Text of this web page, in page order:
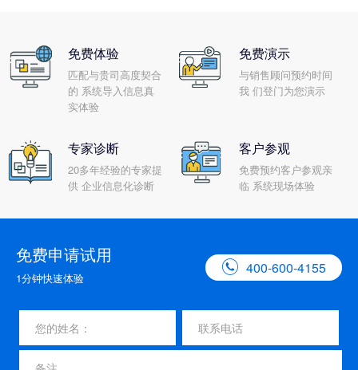
免费体验
匹配与贵司高度契合
的 系统导入信息真
实体验
免费演示
与销售顾问预约时间
我 们登门为您演示
专家诊断
20多年经验的专家提
供 企业信息化诊断
客户参观
免费预约客户参观亲
临 系统现场体验
免费申请试用
1分钟快速体验
 400-600-4155